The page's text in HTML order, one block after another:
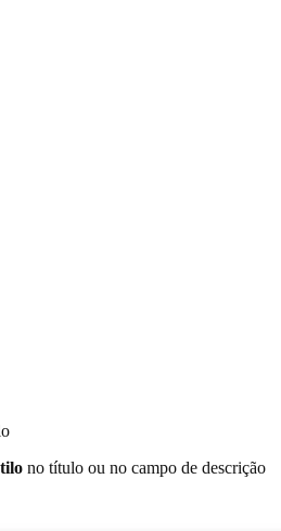
no título ou no campo de descrição